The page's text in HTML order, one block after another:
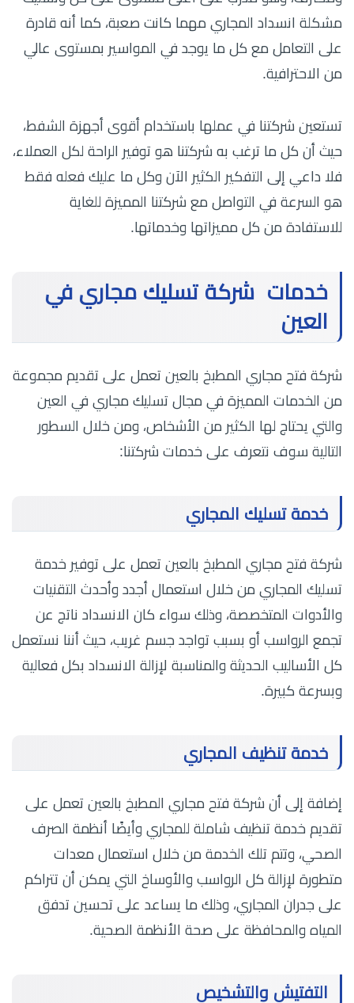
مشكلة انسداد المجاري مهما كانت صعبة، كما أنه قادرة
على التعامل مع كل ما يوجد في المواسير بمستوى عالي
من الاحترافية.
تستعين شركتنا في عملها باستخدام أقوى أجهزة الشفط،
حيث أن كل ما ترغب به شركتنا هو توفير الراحة لكل العملاء،
فلا داعي إلى التفكير الكثير الآن وكل ما عليك فعله فقط
هو السرعة في التواصل مع شركتنا المميزة للغاية
للاستفادة من كل مميزاتها وخدماتها.
خدمات شركة تسليك مجاري في
العين
شركة فتح مجاري المطبخ بالعين تعمل على تقديم مجموعة
من الخدمات المميزة في مجال تسليك مجاري في العين
والتي يحتاج لها الكثير من الأشخاص، ومن خلال السطور
التالية سوف نتعرف على خدمات شركتنا:
خدمة تسليك المجاري
شركة فتح مجاري المطبخ بالعين تعمل على توفير خدمة
تسليك المجاري من خلال استعمال أجدد وأحدث التقنيات
والأدوات المتخصصة، وذلك سواء كان الانسداد ناتج عن
تجمع الرواسب أو بسبب تواجد جسم غريب، حيث أننا نستعمل
كل الأساليب الحديثة والمناسبة لإزالة الانسداد بكل فعالية
وبسرعة كبيرة.
خدمة تنظيف المجاري
إضافة إلى أن شركة فتح مجاري المطبخ بالعين تعمل على
تقديم خدمة تنظيف شاملة للمجاري وأيضًا أنظمة الصرف
الصحي، وتتم تلك الخدمة من خلال استعمال معدات
متطورة لإزالة كل الرواسب والأوساخ التي يمكن أن تتراكم
على جدران المجاري، وذلك ما يساعد على تحسين تدفق
المياه والمحافظة على صحة الأنظمة الصحية.
التفتيش والتشخيص